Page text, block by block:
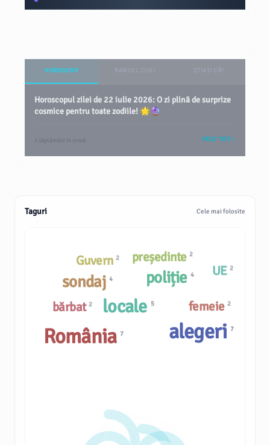
HOROSCOP
Horoscopul zilei de 22 iulie 2026: O zi plină de surprize
cosmice pentru toate zodiile! 🌟🔮
2 săptămâni în urmă VEZI TOT
Taguri Cele mai folosite
locale 5 femeie 2
președinte 2
Guvern 2
sondaj4
bărbat 2
poliție 4
România7 alegeri7
UE 2